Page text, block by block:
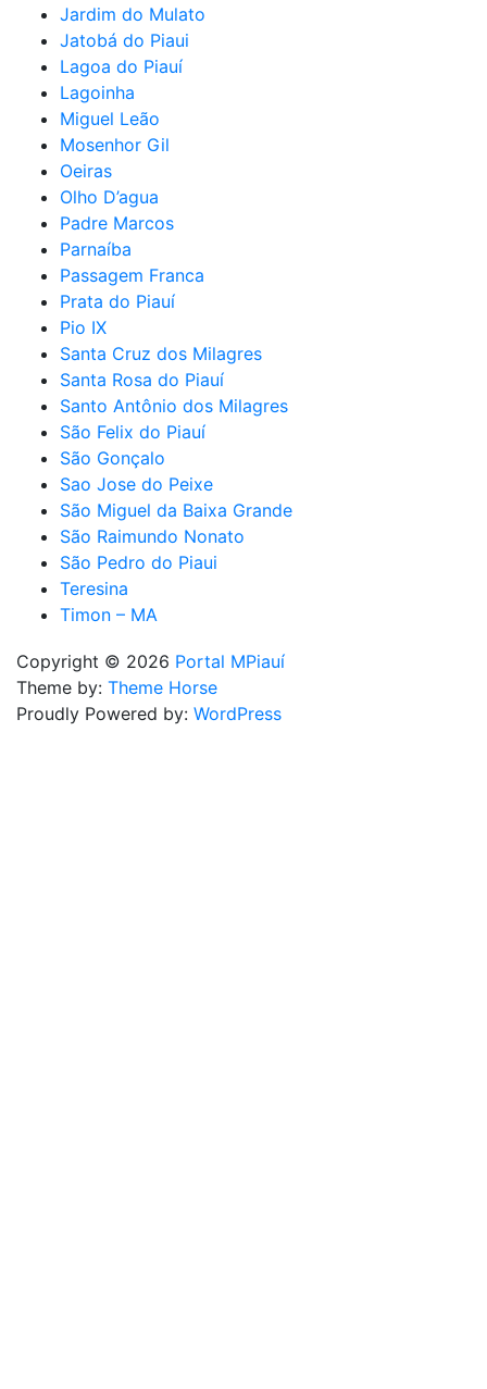
Jardim do Mulato
Jatobá do Piaui
Lagoa do Piauí
Lagoinha
Miguel Leão
Mosenhor Gil
Oeiras
Olho D’agua
Padre Marcos
Parnaíba
Passagem Franca
Prata do Piauí
Pio IX
Santa Cruz dos Milagres
Santa Rosa do Piauí
Santo Antônio dos Milagres
São Felix do Piauí
São Gonçalo
Sao Jose do Peixe
São Miguel da Baixa Grande
São Raimundo Nonato
São Pedro do Piaui
Teresina
Timon – MA
Copyright © 2026 Portal MPiauí
Theme by: Theme Horse
Proudly Powered by: WordPress